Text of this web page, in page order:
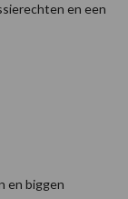
en een
en biggen